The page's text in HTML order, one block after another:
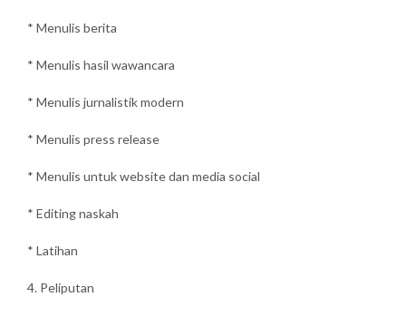
* Menulis berita
* Menulis hasil wawancara
* Menulis jurnalistik modern
* Menulis press release
* Menulis untuk website dan media social
* Editing naskah
* Latihan
4. Peliputan